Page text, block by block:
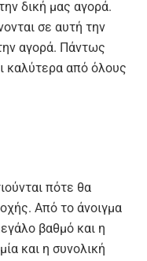
δική μας αγορά.
σε αυτή την
αγορά. Πάντως
καλύτερα από όλους
πότε θα
Από το άνοιγμα
βαθμό και η
και η συνολική